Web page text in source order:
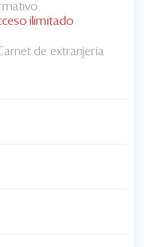
ilimitado
de extranjería